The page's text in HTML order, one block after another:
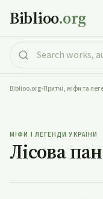
Biblioo.org
Biblioo.org•Притчі, міфи та
МІФИ І ЛЕГЕНДИ УКРАЇНИ
Лісова